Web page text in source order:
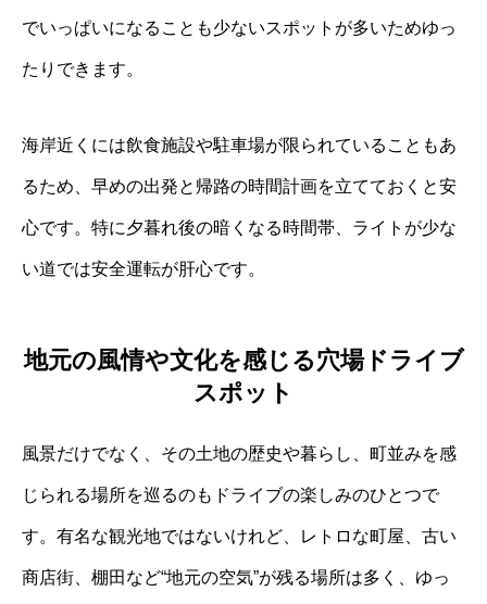
でいっぱいになることも少ないスポットが多いためゆっ
たりできます。
海岸近くには飲食施設や駐車場が限られていることもあ
るため、早めの出発と帰路の時間計画を立てておくと安
心です。特に夕暮れ後の暗くなる時間帯、ライトが少な
い道では安全運転が肝心です。
地元の風情や文化を感じる穴場ドライブ
スポット
風景だけでなく、その土地の歴史や暮らし、町並みを感
じられる場所を巡るのもドライブの楽しみのひとつで
す。有名な観光地ではないけれど、レトロな町屋、古い
商店街、棚田など“地元の空気”が残る場所は多く、ゆっ